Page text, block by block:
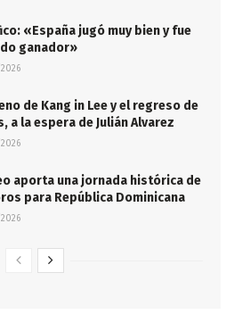
«España jugó muy bien y fue
ganador»
de Kang in Lee y el regreso de
a la espera de Julián Alvarez
aporta una jornada histórica de
para República Dominicana